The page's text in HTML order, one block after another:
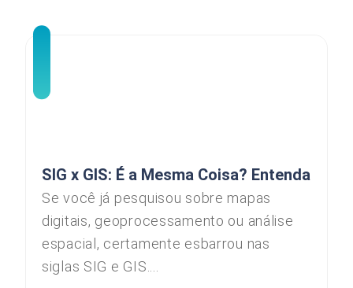
SIG x GIS: É a Mesma Coisa? Entenda
Se você já pesquisou sobre mapas
digitais, geoprocessamento ou análise
espacial, certamente esbarrou nas
siglas SIG e GIS....